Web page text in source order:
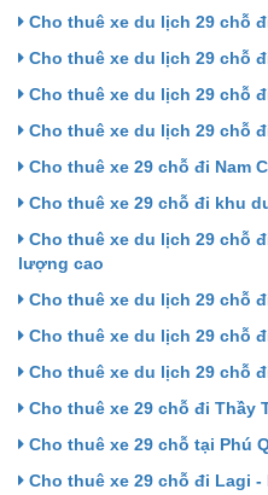
Cho thuê xe du lịch 29 chỗ
Cho thuê xe du lịch 29 chỗ
Cho thuê xe du lịch 29 chỗ
Cho thuê xe du lịch 29 chỗ
Cho thuê xe 29 chỗ đi Nam
Cho thuê xe 29 chỗ đi khu
Cho thuê xe du lịch 29 chỗ
lượng cao
Cho thuê xe du lịch 29 chỗ
Cho thuê xe du lịch 29 chỗ
Cho thuê xe du lịch 29 chỗ
Cho thuê xe 29 chỗ đi Thầy
Cho thuê xe 29 chỗ tại Phú
Cho thuê xe 29 chỗ đi Lagi -